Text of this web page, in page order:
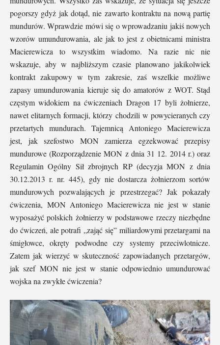
pogorszy gdyż jak dotąd, nie zawarto kontraktu na nową partię
mundurów. Wprawdzie mówi się o wprowadzaniu jakiś nowych
wzorów umundurowania, ale jak to jest z obietnicami ministra
Macierewicza to wszystkim wiadomo. Na razie nic nie
wskazuje, aby w najbliższym czasie planowano jakikolwiek
kontrakt zakupowy w tym zakresie, zaś wszelkie możliwe
zapasy umundurowania kieruje się do amatorów z WOT. Stąd
częstym widokiem na ćwiczeniach Dragon 17 byli żołnierze,
nawet elitarnych formacji, którzy chodzili w powycieranych czy
przetartych mundurach. Tajemnicą Antoniego Macierewicza
jest, jak szefostwo MON zamierza egzekwować przepisy
mundurowe (Rozporządzenie MON z dnia 31 12. 2014 r.) oraz
Regulamin Ogólny Sił zbrojnych RP (decyzja MON z dnia
30.12.2013 r. nr. 445), gdy nie dostarcza żołnierzom sortów
mundurowych pozwalających je przestrzegać? Jak pokazały
ćwiczenia, MON Antoniego Macierewicza nie jest w stanie
wyposażyć polskich żołnierzy w podstawowe rzeczy niezbędne
do ćwiczeń, ale potrafi „zająć się” miliardowymi przetargami na
śmigłowce, okręty podwodne czy systemy przeciwlotnicze.
Zatem jak wierzyć w skuteczność zapowiadanych przetargów,
jak szef MON nie jest w stanie odpowiednio umundurować
wojska na zwykłe ćwiczenia?